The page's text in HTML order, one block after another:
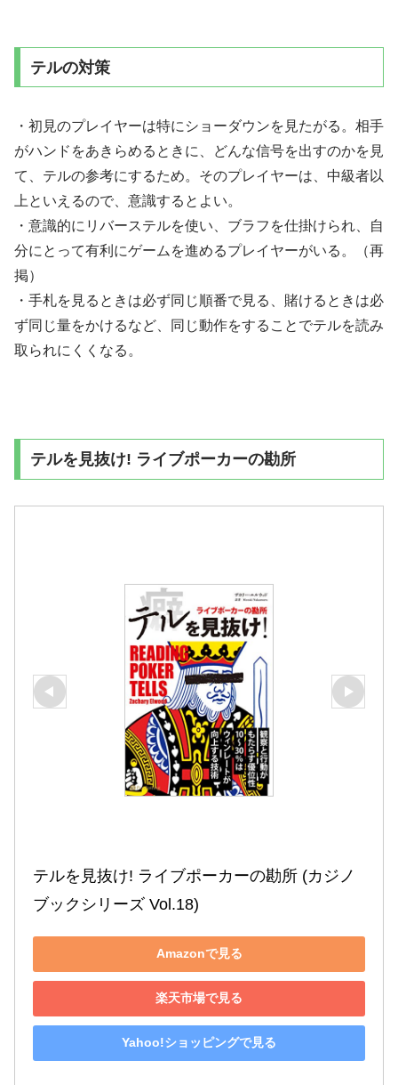
テルの対策
・初見のプレイヤーは特にショーダウンを見たがる。相手
がハンドをあきらめるときに、どんな信号を出すのかを見
て、テルの参考にするため。そのプレイヤーは、中級者以
上といえるので、意識するとよい。
・意識的にリバーステルを使い、ブラフを仕掛けられ、自
分にとって有利にゲームを進めるプレイヤーがいる。（再
掲）
・手札を見るときは必ず同じ順番で見る、賭けるときは必
ず同じ量をかけるなど、同じ動作をすることでテルを読み
取られにくくなる。
テルを見抜け! ライブポーカーの勘所
テルを見抜け! ライブポーカーの勘所 (カジノ
ブックシリーズ Vol.18)
Amazonで見る
楽天市場で見る
Yahoo!ショッピングで見る